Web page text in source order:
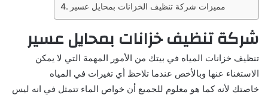
مميزات شركة تنظيف الخزانات بمحايل عسير
شركة تنظيف خزانات بمحايل عسير
تنظيف خزانات المياه في بيتك من الأمور المهمة التي لا يمكن
الاستغناء عنها وبالأخص عندما تلاحظ أي تغيرات في المياه
خاصتك لأنه كما هو معلوم للجميع أن خواص الماء تتمثل في انه ليس